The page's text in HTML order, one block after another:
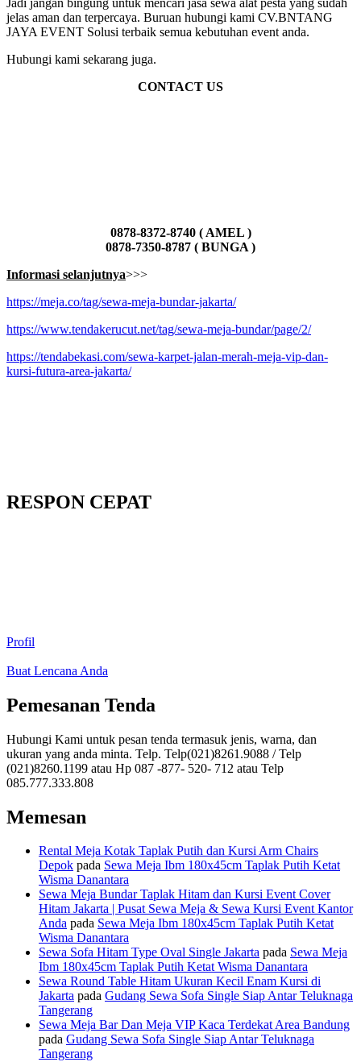
Jadi jangan bingung untuk mencari jasa sewa alat pesta yang sudah
jelas aman dan terpercaya. Buruan hubungi kami CV.BNTANG
JAYA EVENT Solusi terbaik semua kebutuhan event anda.
Hubungi kami sekarang juga.
CONTACT US
0878-8372-8740 ( AMEL )
0878-7350-8787 ( BUNGA )
Informasi selanjutnya>>>
https://meja.co/tag/sewa-meja-bundar-jakarta/
https://www.tendakerucut.net/tag/sewa-meja-bundar/page/2/
https://tendabekasi.com/sewa-karpet-jalan-merah-meja-vip-dan-
kursi-futura-area-jakarta/
RESPON CEPAT
Profil
Buat Lencana Anda
Pemesanan Tenda
Hubungi Kami untuk pesan tenda termasuk jenis, warna, dan
ukuran yang anda minta. Telp. Telp(021)8261.9088 / Telp
(021)8260.1199 atau Hp 087 -877- 520- 712 atau Telp
085.777.333.808
Memesan
Rental Meja Kotak Taplak Putih dan Kursi Arm Chairs
Depok pada Sewa Meja Ibm 180x45cm Taplak Putih Ketat
Wisma Danantara
Sewa Meja Bundar Taplak Hitam dan Kursi Event Cover
Hitam Jakarta | Pusat Sewa Meja & Sewa Kursi Event Kantor
Anda pada Sewa Meja Ibm 180x45cm Taplak Putih Ketat
Wisma Danantara
Sewa Sofa Hitam Type Oval Single Jakarta pada Sewa Meja
Ibm 180x45cm Taplak Putih Ketat Wisma Danantara
Sewa Round Table Hitam Ukuran Kecil Enam Kursi di
Jakarta pada Gudang Sewa Sofa Single Siap Antar Teluknaga
Tangerang
Sewa Meja Bar Dan Meja VIP Kaca Terdekat Area Bandung
pada Gudang Sewa Sofa Single Siap Antar Teluknaga
Tangerang